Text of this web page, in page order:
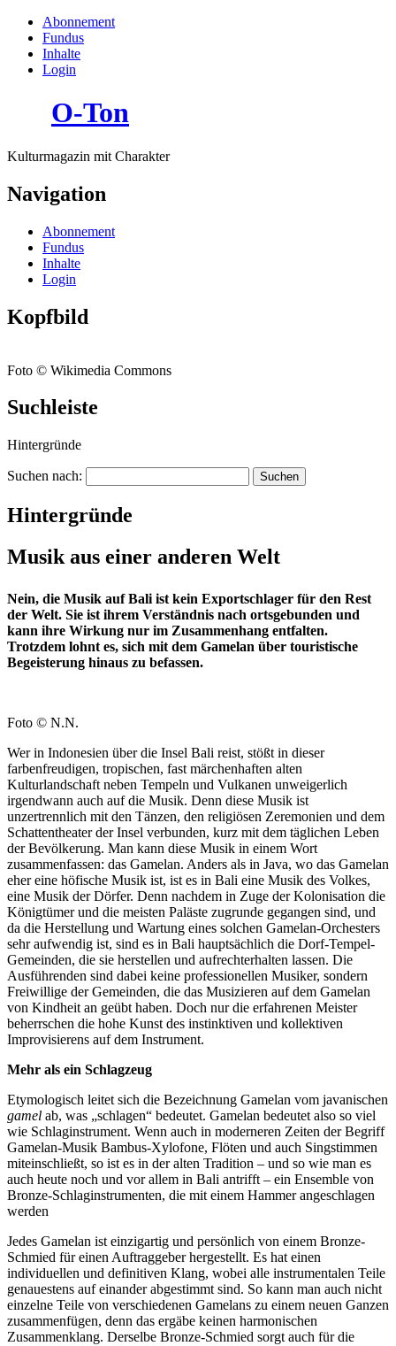
Abonnement
Fundus
Inhalte
Login
O-Ton
Kulturmagazin mit Charakter
Navigation
Abonnement
Fundus
Inhalte
Login
Kopfbild
Foto © Wikimedia Commons
Suchleiste
Hintergründe
Suchen nach:
Hintergründe
Musik aus einer anderen Welt
Nein, die Musik auf Bali ist kein Exportschlager für den Rest
der Welt. Sie ist ihrem Verständnis nach ortsgebunden und
kann ihre Wirkung nur im Zusammenhang entfalten.
Trotzdem lohnt es, sich mit dem Gamelan über touristische
Begeisterung hinaus zu befassen.
Foto © N.N.
Wer in Indonesien über die Insel Bali reist, stößt in dieser
farbenfreudigen, tropischen, fast märchenhaften alten
Kulturlandschaft neben Tempeln und Vulkanen unweigerlich
irgendwann auch auf die Musik. Denn diese Musik ist
unzertrennlich mit den Tänzen, den religiösen Zeremonien und dem
Schattentheater der Insel verbunden, kurz mit dem täglichen Leben
der Bevölkerung. Man kann diese Musik in einem Wort
zusammenfassen: das Gamelan. Anders als in Java, wo das Gamelan
eher eine höfische Musik ist, ist es in Bali eine Musik des Volkes,
eine Musik der Dörfer. Denn nachdem in Zuge der Kolonisation die
Königtümer und die meisten Paläste zugrunde gegangen sind, und
da die Herstellung und Wartung eines solchen Gamelan-Orchesters
sehr aufwendig ist, sind es in Bali hauptsächlich die Dorf-Tempel-
Gemeinden, die sie herstellen und aufrechterhalten lassen. Die
Ausführenden sind dabei keine professionellen Musiker, sondern
Freiwillige der Gemeinden, die das Musizieren auf dem Gamelan
von Kindheit an geübt haben. Doch nur die erfahrenen Meister
beherrschen die hohe Kunst des instinktiven und kollektiven
Improvisierens auf dem Instrument.
Mehr als ein Schlagzeug
Etymologisch leitet sich die Bezeichnung Gamelan vom javanischen
gamel ab, was „schlagen“ bedeutet. Gamelan bedeutet also so viel
wie Schlaginstrument. Wenn auch in moderneren Zeiten der Begriff
Gamelan-Musik Bambus-Xylofone, Flöten und auch Singstimmen
miteinschließt, so ist es in der alten Tradition – und so wie man es
auch heute noch und vor allem in Bali antrifft – ein Ensemble von
Bronze-Schlaginstrumenten, die mit einem Hammer angeschlagen
werden
Jedes Gamelan ist einzigartig und persönlich von einem Bronze-
Schmied für einen Auftraggeber hergestellt. Es hat einen
individuellen und definitiven Klang, wobei alle instrumentalen Teile
genauestens auf einander abgestimmt sind. So kann man auch nicht
einzelne Teile von verschiedenen Gamelans zu einem neuen Ganzen
zusammenfügen, denn das ergäbe keinen harmonischen
Zusammenklang. Derselbe Bronze-Schmied sorgt auch für die